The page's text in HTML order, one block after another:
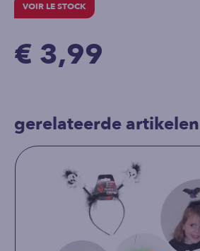
VOIR LE STOCK
€ 3,99
gerelateerde artikelen